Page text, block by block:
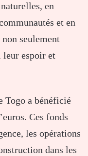
en
et en
seulement
leur espoir et
Togo a bénéficié
Ces fonds
les opérations
dans les